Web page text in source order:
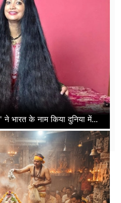
ने भारत के नाम किया दुनिया में...